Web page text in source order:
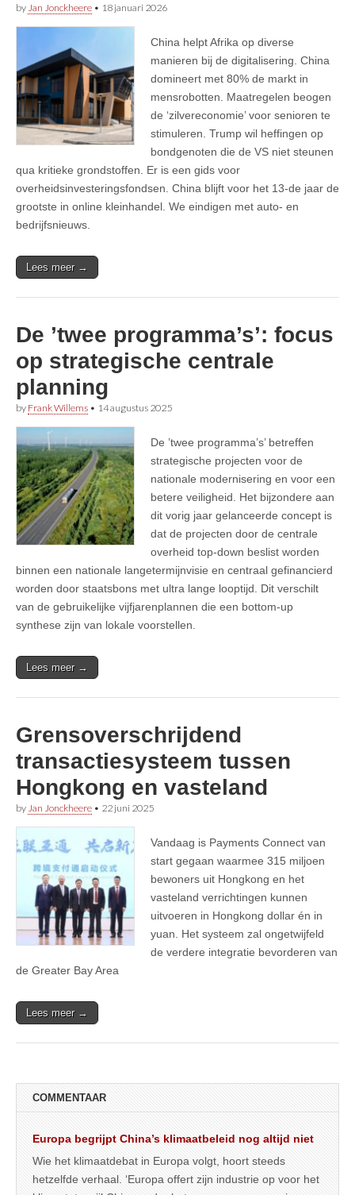
by Jan Jonckheere • 18 januari 2026
China helpt Afrika op diverse
manieren bij de digitalisering. China
domineert met 80% de markt in
mensrobotten. Maatregelen beogen
de ‘zilvereconomie’ voor senioren te
stimuleren. Trump wil heffingen op
bondgenoten die de VS niet steunen
qua kritieke grondstoffen. Er is een gids voor
overheidsinvesteringsfondsen. China blijft voor het 13-de jaar de
grootste in online kleinhandel. We eindigen met auto- en
bedrijfsnieuws.
Lees meer →
De ’twee programma’s’: focus
op strategische centrale
planning
by Frank Willems • 14 augustus 2025
De ’twee programma’s’ betreffen
strategische projecten voor de
nationale modernisering en voor een
betere veiligheid. Het bijzondere aan
dit vorig jaar gelanceerde concept is
dat de projecten door de centrale
overheid top-down beslist worden
binnen een nationale langetermijnvisie en centraal gefinancierd
worden door staatsbons met ultra lange looptijd. Dit verschilt
van de gebruikelijke vijfjarenplannen die een bottom-up
synthese zijn van lokale voorstellen.
Lees meer →
Grensoverschrijdend
transactiesysteem tussen
Hongkong en vasteland
by Jan Jonckheere • 22 juni 2025
Vandaag is Payments Connect van
start gegaan waarmee 315 miljoen
bewoners uit Hongkong en het
vasteland verrichtingen kunnen
uitvoeren in Hongkong dollar én in
yuan. Het systeem zal ongetwijfeld
de verdere integratie bevorderen van
de Greater Bay Area
Lees meer →
COMMENTAAR
Europa begrijpt China’s klimaatbeleid nog altijd niet
Wie het klimaatdebat in Europa volgt, hoort steeds
hetzelfde verhaal. ‘Europa offert zijn industrie op voor het